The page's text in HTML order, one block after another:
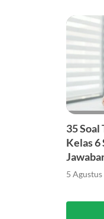
35 Soal
Kelas 6
5